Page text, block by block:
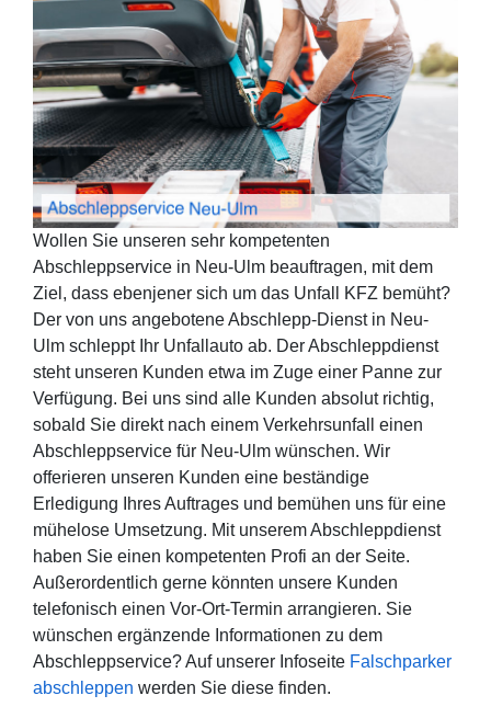
Wollen Sie unseren sehr kompetenten
Abschleppservice in Neu-Ulm beauftragen, mit dem
Ziel, dass ebenjener sich um das Unfall KFZ bemüht?
Der von uns angebotene Abschlepp-Dienst in Neu-
Ulm schleppt Ihr Unfallauto ab. Der Abschleppdienst
steht unseren Kunden etwa im Zuge einer Panne zur
Verfügung. Bei uns sind alle Kunden absolut richtig,
sobald Sie direkt nach einem Verkehrsunfall einen
Abschleppservice für Neu-Ulm wünschen. Wir
offerieren unseren Kunden eine beständige
Erledigung Ihres Auftrages und bemühen uns für eine
mühelose Umsetzung. Mit unserem Abschleppdienst
haben Sie einen kompetenten Profi an der Seite.
Außerordentlich gerne könnten unsere Kunden
telefonisch einen Vor-Ort-Termin arrangieren. Sie
wünschen ergänzende Informationen zu dem
Abschleppservice? Auf unserer Infoseite Falschparker
abschleppen werden Sie diese finden.